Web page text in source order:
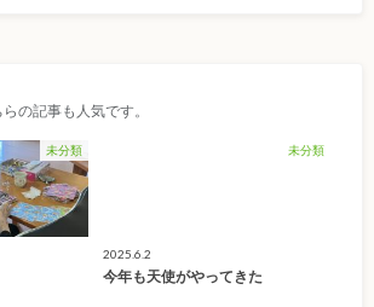
らの記事も人気です。
未分類 未分類
2025.6.2
今年も天使がやってきた